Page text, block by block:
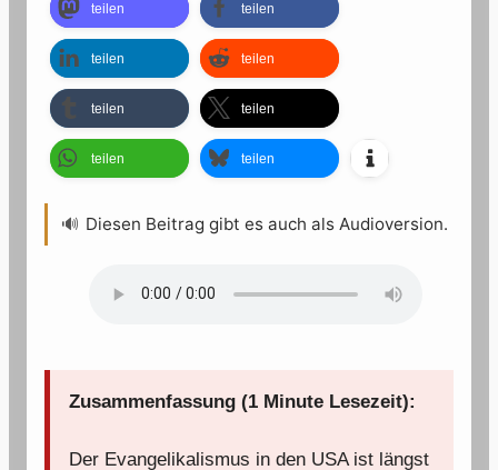
teilen teilen
teilen teilen
teilen teilen
teilen teilen
🔊 Diesen Beitrag gibt es auch als Audioversion.
Zusammenfassung (1 Minute Lesezeit):
Der Evangelikalismus in den USA ist längst